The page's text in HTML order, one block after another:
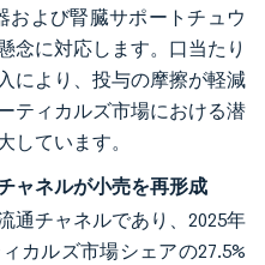
および腎臓サポートチュウ
念に対応します。口当たり
により、投与の摩擦が軽減
ティカルズ市場における潜
しています。
ャネルが小売を再形成
通チャネルであり、2025年
カルズ市場シェアの27.5%